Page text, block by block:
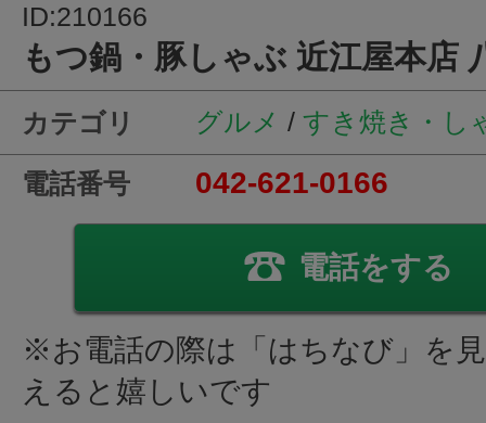
ID:210166
もつ鍋・豚しゃぶ 近江屋本店
カテゴリ グルメ / すき焼き・し
電話番号 042-621-0166
電話をする
※お電話の際は「はちなび」を
えると嬉しいです